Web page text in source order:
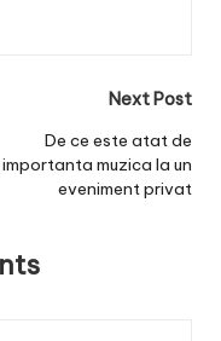
Next Post
De ce este atat de
importanta muzica la un
eveniment privat